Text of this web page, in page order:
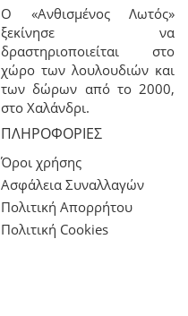
Ο «Ανθισμένος Λωτός»
ξεκίνησε να
δραστηριοποιείται στο
χώρο των λουλουδιών και
των δώρων από το 2000,
στο Χαλάνδρι.
ΠΛΗΡΟΦΟΡΊΕΣ
Όροι χρήσης
Ασφάλεια Συναλλαγών
Πολιτική Απορρήτου
Πολιτική Cookies